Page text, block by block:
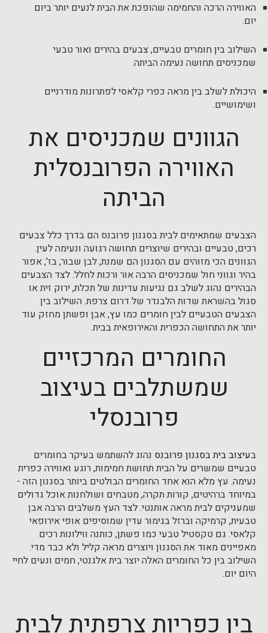
האווירה הרכה והחמימה שהופכת את הבית לנעים יותר ביום
יום.
השילוב בין חומרים טבעיים, צבעים בהירים ואור טבעי
שמכניסים תחושה נעימה הביתה.
היכולת לשלב בין מראה כפרי קלאסי לפתרונות מודרניים
ושימושיים.
הגוונים שמכניסים את
האווירה הפרובנסלית
הביתה
הצבעים שמתאימים לבית בסגנון פרובנס הם בדרך כלל צבעים
רכים, טבעיים ובהירים שיוצרים תחושה רגועה ונעימה לעין.
הגוונים הכי מזוהים עם הסגנון הם שמנת, לבן שבור, בז', אפור
בהיר וגווני חול שמכניסים הרבה אור ורכות לחלל. לצד הצבעים
הבהירים נהוג לשלב גם נגיעות עדינות של תכלת, ירוק זית או
סגול בהשראת שדות הלבנדר של דרום צרפת. השילוב בין
הצבעים הטבעיים לבין חומרים כמו עץ, אבן ופשתן מחזק עוד
יותר את התחושה הכפרית והאירופאית בבית.
החומרים המרכזיים
שמשתלבים בעיצוב
פרובנסלי
בעיצוב בית בסגנון פרובנס נהוג להשתמש בעיקר בחומרים
טבעיים שמשרים על הבית תחושת חמימות, רוגע ואווירה כפרית
נעימה. עץ מלא הוא אחד החומרים הבולטים ביותר בסגנון הזה -
במיוחד ברהיטים, קורות תקרה, מטבחים ושולחנות אוכל גדולים
שמעניקים לבית מראה אותנטי. לצד העץ משלבים הרבה אבן
טבעית, קרמיקה וברזל בגימור עדין שמוסיפים אופי אירופאי
קלאסי. גם טקסטיל טבעי כמו פשתן, כותנה ווילונות רכים
מאפיינים מאוד את הסגנון ויוצרים מראה קליל ולא כבד מדי.
השילוב בין כל החומרים האלה יוצר בית אלגנטי, חמים ונעים לחיי
היום יום.
בין כפריות צרפתית לבית